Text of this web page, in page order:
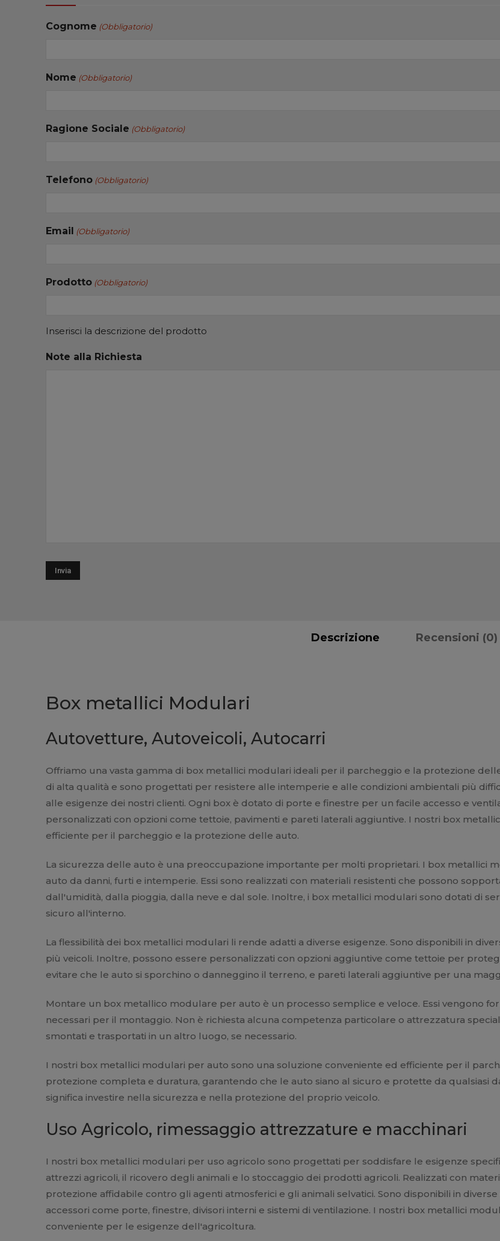
Cognome (Obbligatorio)
Nome (Obbligatorio)
Ragione Sociale (Obbligatorio)
Telefono (Obbligatorio)
Email (Obbligatorio)
Prodotto (Obbligatorio)
Inserisci la descrizione del prodotto
Note alla Richiesta
Descrizione Recensioni (0)
Box metallici Modulari
Autovetture, Autoveicoli, Autocarri
Offriamo una vasta gamma di box metallici modulari ideali per il parcheggio e la protezione
di alta qualità e sono progettati per resistere alle intemperie e alle condizioni ambientali più
alle esigenze dei nostri clienti. Ogni box è dotato di porte e finestre per un facile accesso e
personalizzati con opzioni come tettoie, pavimenti e pareti laterali aggiuntive. I nostri box
efficiente per il parcheggio e la protezione delle auto.
La sicurezza delle auto è una preoccupazione importante per molti proprietari. I box metallici
auto da danni, furti e intemperie. Essi sono realizzati con materiali resistenti che possono
dall'umidità, dalla pioggia, dalla neve e dal sole. Inoltre, i box metallici modulari sono dotati di
sicuro all'interno.
La flessibilità dei box metallici modulari li rende adatti a diverse esigenze. Sono disponibili in
più veicoli. Inoltre, possono essere personalizzati con opzioni aggiuntive come tettoie per
evitare che le auto si sporchino o danneggino il terreno, e pareti laterali aggiuntive per una
Montare un box metallico modulare per auto è un processo semplice e veloce. Essi vengono
necessari per il montaggio. Non è richiesta alcuna competenza particolare o attrezzatura
smontati e trasportati in un altro luogo, se necessario.
I nostri box metallici modulari per auto sono una soluzione conveniente ed efficiente per il
protezione completa e duratura, garantendo che le auto siano al sicuro e protette da qualsiasi
significa investire nella sicurezza e nella protezione del proprio veicolo.
Uso Agricolo, rimessaggio attrezzature e macchinari
I nostri box metallici modulari per uso agricolo sono progettati per soddisfare le esigenze
attrezzi agricoli, il ricovero degli animali e lo stoccaggio dei prodotti agricoli. Realizzati con
protezione affidabile contro gli agenti atmosferici e gli animali selvatici. Sono disponibili in
accessori come porte, finestre, divisori interni e sistemi di ventilazione. I nostri box metallici
conveniente per le esigenze dell'agricoltura.